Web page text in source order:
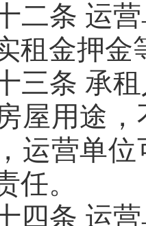
条 运营
租金押金
条 承租
屋用途
运营单
任。
条 运营